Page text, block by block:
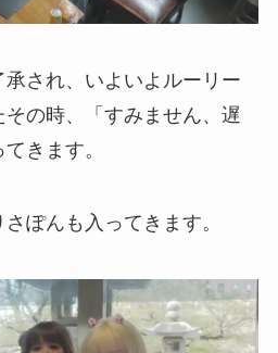
され、いよいよルーリー
の時、「すみません、遅
きます。
ぽんも入ってきます。